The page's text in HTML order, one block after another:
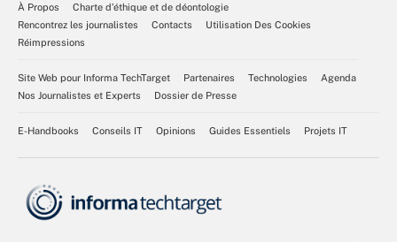
À Propos
Charte d’éthique et de déontologie
Rencontrez les journalistes
Contacts
Utilisation Des Cookies
Réimpressions
Site Web pour Informa TechTarget Partenaires Technologies
Agenda
Nos Journalistes et Experts
Dossier de Presse
E-Handbooks Conseils IT Opinions Guides Essentiels Projets IT